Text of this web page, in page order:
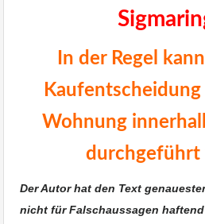
In der Regel
Wohnung
durchgeführt
Der Autor hat den Text
nicht für Falschaussagen